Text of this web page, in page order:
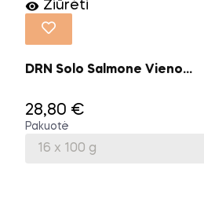
 Žiūrėti
DRN Solo Salmone Vieno...
28,80 €
Pakuotė